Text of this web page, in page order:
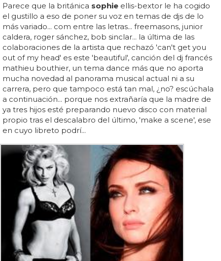
Parece que la británica sophie ellis-bextor le ha cogido
el gustillo a eso de poner su voz en temas de djs de lo
más variado... com entre las letras... freemasons, junior
caldera, roger sánchez, bob sinclar... la última de las
colaboraciones de la artista que rechazó 'can't get you
out of my head' es este 'beautiful', canción del dj francés
mathieu bouthier, un tema dance más que no aporta
mucha novedad al panorama musical actual ni a su
carrera, pero que tampoco está tan mal, ¿no? escúchala
a continuación... porque nos extrañaría que la madre de
ya tres hijos esté preparando nuevo disco con material
propio tras el descalabro del último, 'make a scene', ese
en cuyo libreto podrí...